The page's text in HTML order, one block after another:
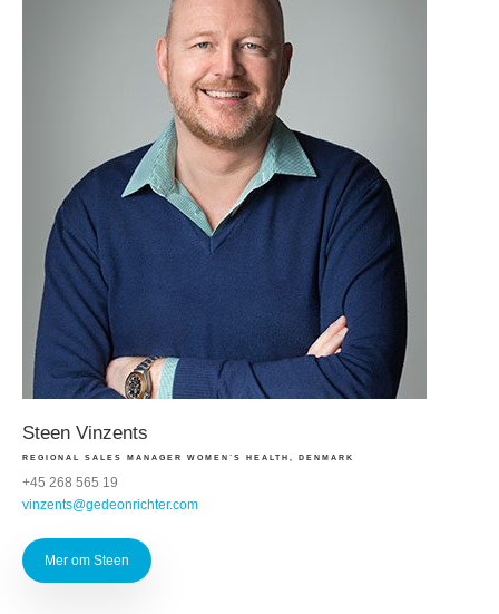
Steen Vinzents
REGIONAL SALES MANAGER WOMEN´S HEALTH, DENMARK
+45 268 565 19
vinzents@gedeonrichter.com
Mer om Steen